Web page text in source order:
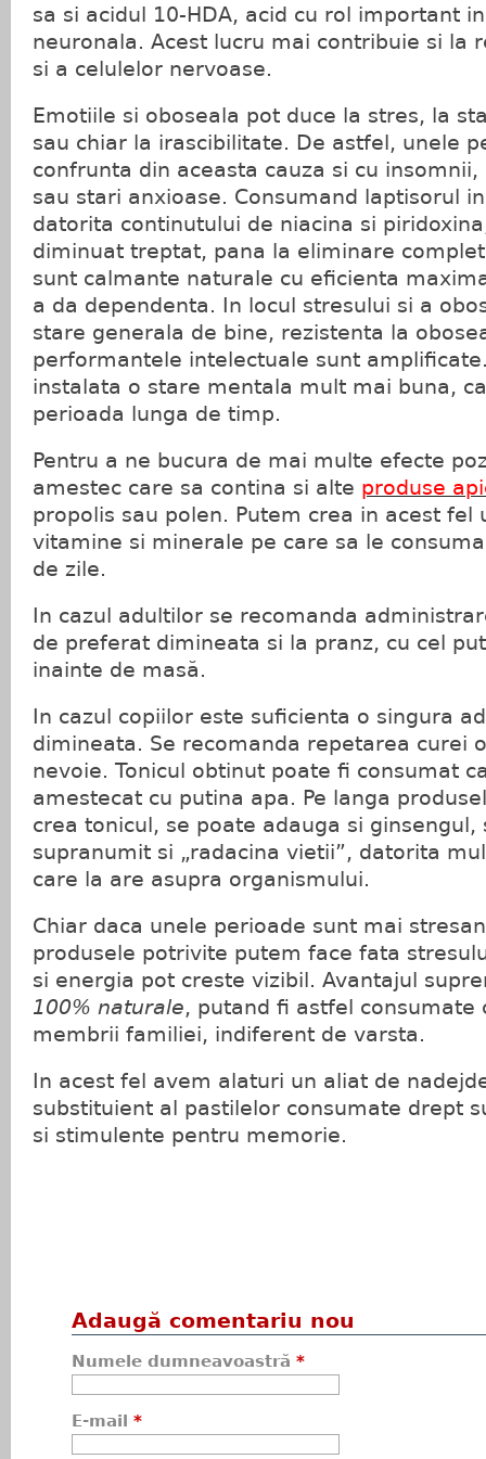
sa si acidul 10-HDA, acid cu rol important
neuronala. Acest lucru mai contribuie si la
si a celulelor nervoase.
Emotiile si oboseala pot duce la stres, la
sau chiar la irascibilitate. De astfel, unele
confrunta din aceasta cauza si cu
sau stari anxioase. Consumand laptisorul
datorita continutului de niacina si
diminuat treptat, pana la eliminare
sunt calmante naturale cu eficienta
a da dependenta. In locul stresului si a
stare generala de bine, rezistenta la
performantele intelectuale sunt
instalata o stare mentala mult mai buna,
perioada lunga de timp.
Pentru a ne bucura de mai multe efecte
amestec care sa contina si alte produse
propolis sau polen. Putem crea in acest fel
vitamine si minerale pe care sa le
de zile.
In cazul adultilor se recomanda
de preferat dimineata si la pranz, cu cel
inainte de masă.
In cazul copiilor este suficienta o singura
dimineata. Se recomanda repetarea curei
nevoie. Tonicul obtinut poate fi consumat
amestecat cu putina apa. Pe langa
crea tonicul, se poate adauga si ginsengul,
supranumit si „radacina vietii”, datorita
care la are asupra organismului.
Chiar daca unele perioade sunt mai
produsele potrivite putem face fata
si energia pot creste vizibil. Avantajul
100% naturale, putand fi astfel consumate
membrii familiei, indiferent de varsta.
In acest fel avem alaturi un aliat de
substituient al pastilelor consumate drept
si stimulente pentru memorie.
Adaugă comentariu nou
Numele dumneavoastră *
E-mail *